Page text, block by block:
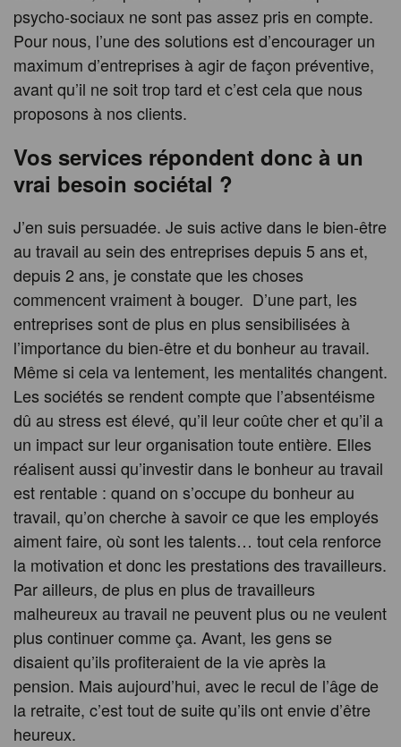
psycho-sociaux ne sont pas assez pris en compte.
Pour nous, l’une des solutions est d’encourager un
maximum d’entreprises à agir de façon préventive,
avant qu’il ne soit trop tard et c’est cela que nous
proposons à nos clients.
Vos services répondent donc à un
vrai besoin sociétal ?
J’en suis persuadée. Je suis active dans le bien-être
au travail au sein des entreprises depuis 5 ans et,
depuis 2 ans, je constate que les choses
commencent vraiment à bouger. D’une part, les
entreprises sont de plus en plus sensibilisées à
l’importance du bien-être et du bonheur au travail.
Même si cela va lentement, les mentalités changent.
Les sociétés se rendent compte que l’absentéisme
dû au stress est élevé, qu’il leur coûte cher et qu’il a
un impact sur leur organisation toute entière. Elles
réalisent aussi qu’investir dans le bonheur au travail
est rentable : quand on s’occupe du bonheur au
travail, qu’on cherche à savoir ce que les employés
aiment faire, où sont les talents… tout cela renforce
la motivation et donc les prestations des travailleurs.
Par ailleurs, de plus en plus de travailleurs
malheureux au travail ne peuvent plus ou ne veulent
plus continuer comme ça. Avant, les gens se
disaient qu’ils profiteraient de la vie après la
pension. Mais aujourd’hui, avec le recul de l’âge de
la retraite, c’est tout de suite qu’ils ont envie d’être
heureux.